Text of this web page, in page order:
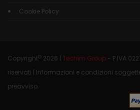
Cookie Policy
Copyright© 2026 | Techim Group - P.IVA
riservati | Informazioni e condizioni
preavviso.